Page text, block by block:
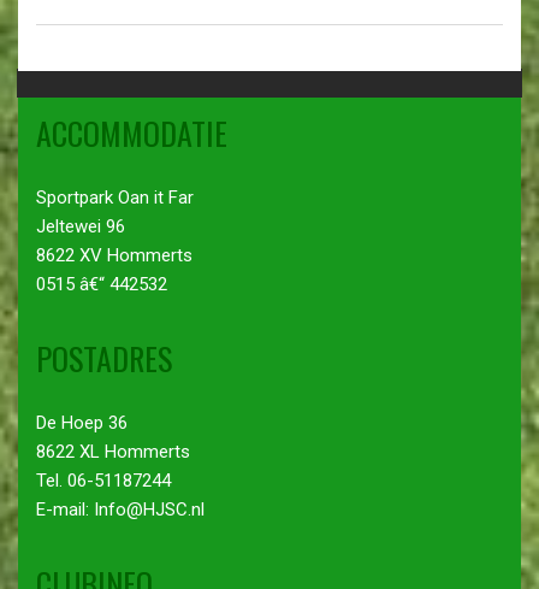
ACCOMMODATIE
Sportpark Oan it Far
Jeltewei 96
8622 XV Hommerts
0515 â€“ 442532
POSTADRES
De Hoep 36
8622 XL Hommerts
Tel. 06-51187244
E-mail: Info@HJSC.nl